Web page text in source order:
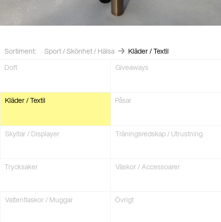
Sortiment: Sport / Skönhet / Hälsa
Kläder / Textil
Doft
Giveaways
Kläder / Textil Påsar
Skyltar / Displayer Träningsredskap / Utrustning
Trycksaker Väskor / Accessoarer
Vattenflaskor / Muggar Övrigt